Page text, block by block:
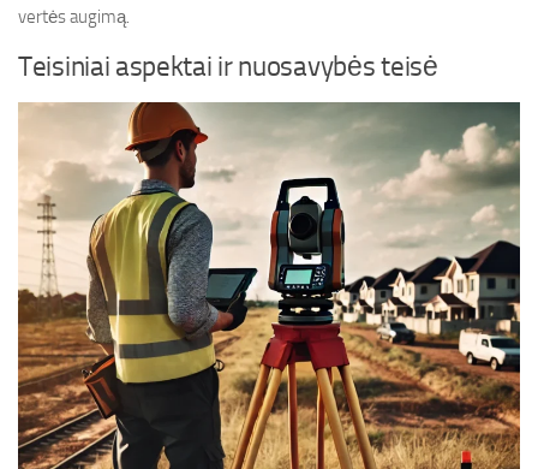
vertės augimą.
Teisiniai aspektai ir nuosavybės teisė